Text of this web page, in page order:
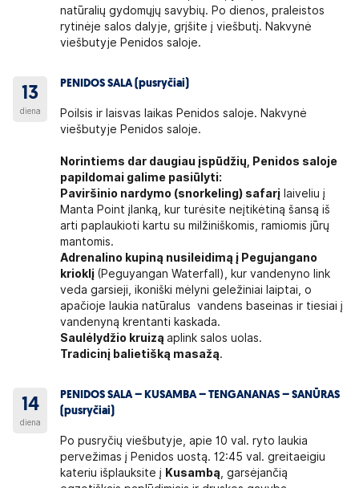
natūralių gydomųjų savybių. Po dienos, praleistos
rytinėje salos dalyje, grįšite į viešbutį. Nakvynė
viešbutyje Penidos saloje.
13
diena
PENIDOS SALA (pusryčiai)
Poilsis ir laisvas laikas Penidos saloje. Nakvynė
viešbutyje Penidos saloje.
Norintiems dar daugiau įspūdžių, Penidos saloje
papildomai galime pasiūlyti:
Paviršinio nardymo (snorkeling) safarį laiveliu į
Manta Point įlanką, kur turėsite neįtikėtiną šansą iš
arti paplaukioti kartu su milžiniškomis, ramiomis jūrų
mantomis.
Adrenalino kupiną nusileidimą į Pegujangano
krioklį (Peguyangan Waterfall), kur vandenyno link
veda garsieji, ikoniški mėlyni geležiniai laiptai, o
apačioje laukia natūralus vandens baseinas ir tiesiai į
vandenyną krentanti kaskada.
Saulėlydžio kruiząaplink salos uolas.
Tradicinį balietišką masažą.
14
diena
PENIDOS SALA – KUSAMBA – TENGANANAS – SANŪRAS
(pusryčiai)
Po pusryčių viešbutyje, apie 10 val. ryto laukia
pervežimas į Penidos uostą. 12:45 val. greitaeigiu
kateriu išplauksite į Kusambą , garsėjančią